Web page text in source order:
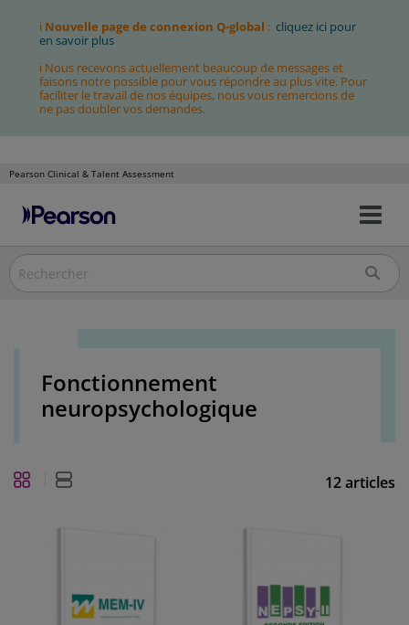
ℹ Nouvelle page de connexion Q-global : cliquez ici pour
en savoir plus
ℹ Nous recevons actuellement beaucoup de messages et
faisons notre possible pour vous répondre au plus vite. Pour
faciliter le travail de nos équipes, nous vous remercions de
ne pas doubler vos demandes.
Pearson Clinical & Talent Assessment
Allez
contenu
Fonctionnement
neuropsychologique
12articles